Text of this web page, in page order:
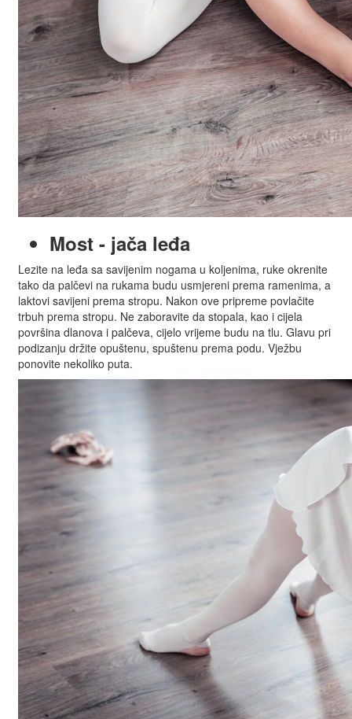
Most - jača leđa
Lezite na leđa sa savijenim nogama u koljenima, ruke okrenite
tako da palčevi na rukama budu usmjereni prema ramenima, a
laktovi savijeni prema stropu. Nakon ove pripreme povlačite
trbuh prema stropu. Ne zaboravite da stopala, kao i cijela
površina dlanova i palčeva, cijelo vrijeme budu na tlu. Glavu pri
podizanju držite opuštenu, spuštenu prema podu. Vježbu
ponovite nekoliko puta.